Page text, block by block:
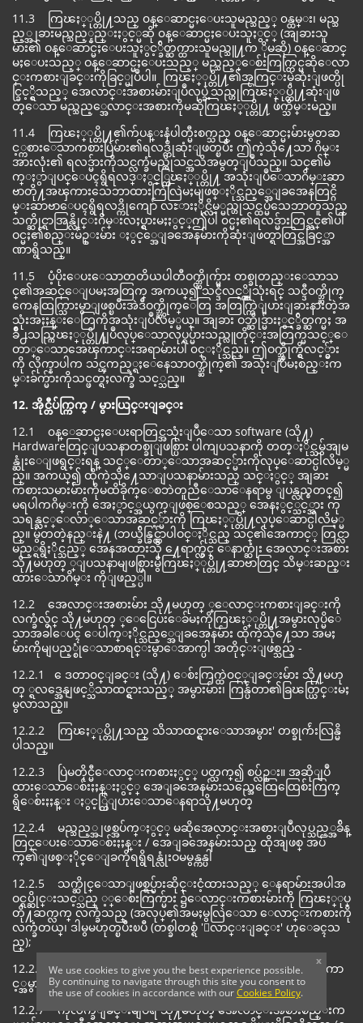
11.3 ကြၽႏ္ုပ္တို႔သည္ ၀န္ေဆာင္မႈေပးသူမည္သည့္ ၀န္ထမ္း၊ မည္သ
ည့္အျခားမည္သည့္နည္းႏွင့္မဆို ၀န္ေဆာင္မႈေပးသူႏွင့္ (အျခားသူ
မ်ား၏ ဝန္ေဆာင္မႈေပးသူႏွင့္ခ်ိတ္ဆက္ထားသူမည္သူ႔က ိုမဆို) ၀န္ေဆာင္
မႈေပးသည့္ ဝန္ေဆာင္မႈေပးသည့္ မည္သည့္ေစ်းကြက္တြင္မဆိုေလာ
င္းကစားျခင္းကိုခြင့္မျပဳပါ။ ကြၽႏ္ုပ္တို႔၏အႂကြင္းမဲ့ဆုံးျဖတ္ပို
င္ခြင့္ရွိသည့္ အေလာင္းအစားမ်ားျပဳလုပ္ခဲ့သည္ဟုကြၽႏ္ုပ္တို႔ဆုံးျဖ
တ္ေသာ မည္သည့္အေလာင္းအစားကိုမဆိုကြၽႏ္ုပ္တို႔ ဖ်က္သိမ္းမည္။
11.4 ကြၽႏ္ုပ္တို႔၏က်ပန္းနံပါတ္မီးစက္သည္ ဝန္ေဆာင္မႈမ်ားမွတဆ
င့္ကစားေသာကစားပြဲမ်ား၏ရလဒ္ကိုဆုံးျဖတ္ၿပီး ဤကဲ့သို႔ေသာ ဂိမ္း
အားလုံး၏ ရလဒ္မ်ားကိုသင္လက္ခံမည္ကိုသင္အသိအမွတ္ျပဳသည္။ သင္၏မ်
က္ႏွာျပင္ေပၚရွိရလဒ္ႏွင့္ကြၽႏ္ုပ္တို႔ အသုံးျပဳေသာဂိမ္းဆာ
ဗာတို႔အၾကားသေဘာထားကြဲလြဲမႈမျဖစ္ႏိုင္သည့္အေျခအေနတြင္ဂိ
မ္းဆာဗာေပၚရွိရလဒ္ကိုကျော် လႊားႏိုင္လိမ့္မည္ဟုသင္ထပ္မံသေဘာတူသည္
သက္ဆိုင္ရာအြန္လိုင္းဂိမ္းလႈပ္ရွားမႈႏွင့္ဤပါ ၀င္မႈ၏ရလဒ္မ်ားတြင္သင္၏ပါ
ဝင္မႈ၏စည္းမ်ဥ္းမ်ား ႏွင့္အေျခအေနမ်ားကိုဆုံးျဖတ္ရာတြင္အခြင့္အာ
ဏာရွိသည္။
11.5 ပံ့ပိုးေပးေသာတတိယပါတီဝက္ဘ္ဆိုက္မ်ား တစ္ခုတည္းေသာသ
င္၏အဆင္ေျပမႈအတြက္ အကယ္၍ သင္ဒီလင့္ခ္ကိုသုံးရင္ သင္ဒီဝက္ဘ္ဆိုက္
ကေနထြက္သြားမွာျဖစ္ၿပီးအဲဒီဝက္ဘ္ဆိုက္ေတြ အတြက္ကြဲျပားျခားနားတဲ့အ
သုံးအႏႈန္းေတြကိုအသုံးျပဳလိမ့္မယ္။ အျခား ဝဘ္ဆိုဒ္မ်ားႏွင့္ခ်ိတ္ဆက္မႈ အ
ခ်ိဳ႕သည္ကြၽႏ္ုပ္တို႔ျပဳလုပ္ေသာလုပ္ရပ္မ်ားသည္လူတိုင္းအတြက္မသင့္ေ
တာ္ေသာအေၾကာင္းအရာမ်ားပါ ၀င္ႏိုင္သည္။ ဤဝက္ဘ္ဆိုက္ရွိလင့္ခ္မ်ား
ကို လိုက္နာပါက သင္ၾကည့္ရႈေနေသာဝက္ဘ္ဆိုက္၏ အသုံးျပဳမႈစည္းက
မ္းခ်က္မ်ားကိုသင္ဖတ္ရႈလက္ခံ သင့္သည္။
12. အိုင္တီပ်က္ကြက္ / မွားယြင္းျခင္း
12.1 ၀န္ေဆာင္မႈေပးရာတြင္အသုံးျပဳေသာ software (သို႔)
Hardwareတြင္ျပသနာတစ္ခုျဖစ္ပြား ပါကျပသနာကို တတ္ႏိုင္သမွ်အျမ
န္ဆုံးေျဖရွင္းရန္ သင့္ေတာ္ေသာအဆင့္မ်ားကိုလုပ္ေဆာင္ပါလိမ့္မ
ည္။ အကယ္၍ ထိုကဲ့သို႔ေသာျပသနာမ်ားသည္ သင္ႏွင့္ အျခား
ကစားသမားမ်ားကိုမထိခိုက္ေစဘဲတူညီေသာေနရာမွ ျပန္လည္စတင္၍
မရပါကဂိမ္းကို အေႏွာင့္အယွက္ျဖစ္ေစသည့္ အေနႏွင့္သင့္အား ကု
သရန္သင့္ေလ်ာ္ေသာအဆင့္မ်ားကို ကြၽႏ္ုပ္တို႔လုပ္ေဆာင္ပါလိမ့္မ
ည္။ မွ်တတဲ့နည္းနဲ႔ (ဘယ္ခ်ိန္ခြင္လွ်ာပါဝင္ႏိုင္သည္ သင္၏အေကာင့္ တြင္လာ
မည့္ရရွိႏိုင္သည့္ အေနအထားသို ႔ေရာက္လွ်င္ ေနာက္ဆုံး အေလာင္းအစား
သို႔မဟုတ္ ္ျပသနာမျဖစ္ပြားမွီကြၽႏ္ုပ္တို႔ဆာဗာတြင္ သိမ္းဆည္း
ထားေသာဂိမ္း ကိုျဖည့္ပါ။
12.2 အေလာင္းအစားမ်ား သို႔မဟုတ္ ္ေလာင္းကစားျခင္းကို
လက္ခံလွ်င္ သို႔မဟုတ္ ္ေငြေပးေခ်မႈကိုကြၽႏ္ုပ္တို႔အမွားလုပ္မိေ
သာအခါေပၚ ေပါက္ႏိုင္သည့္အေျခအေနမ်ား ထိုကဲ့သို႔ေသာ အမႈ
မ်ားကိုမျပည့္စုံေသာစာရင္းမွာေအာက္ပါ အတိုင္းျဖစ္သည္ -
12.2.1 ေဒတာ၀င္ျခင္း (သို႔) ေစ်းကြက္ထဲ၀င္္ျခင္းမ်ား သို႔မဟု
တ္ ္ရလဒ္အေနျဖင့္သိသာထင္ရွားသည့္ အမွားမ်ား၊ ကြန္ပ်ဴတာ၏ခြၽတ္ယြင္းမႈ
မွလာသည္။
12.2.2 ကြၽႏ္ုပ္တို႔သည္ သိသာထင္ရွားေသာအမွား' တစ္ခုက်ဴးလြန္မိ
ပါသည္။
12.2.3 ပြဲမတိုင္မီေလာင္းကစားႏွင့္ ပတ္သက္၍ စပ္လ်ဥ္း။ အဆိုျပဳ
ထားေသာေစ်းႏႈန္းႏွင့္ အေျခအေနမ်ားသည္အေထြေထြေစ်းကြက္
ရွိေစ်းႏႈန္း ႏွင့္ကြဲျပားေသာေနရာသို႔မဟုတ္
12.2.4 မည္သည့္အျဖစ္အပ်က္ႏွင့္ မဆိုအေလာင္းအစားျပဳလုပ္သည့္အခ်ိန္
တြင္ေပးေသာေစ်းႏႈန္း / အေျခအေနမ်ားသည္ ထိုအျဖစ္ အပ်
က္၏ျဖစ္ႏိုင္ေျခကိုရရွိရန္လုံးဝမမွန္ကန္ပါ
12.2.5 သက္ဆိုင္ေသာျဖစ္ရပ္မ်ားဆိုင္းငံ့ထားသည့္ ေနရာမ်ားအပါအ
ဝင္ရပ္ဆိုင္းသင့္သည္ ့္ေစ်းကြက္မ်ား ၌ေလာင္းကစားမ်ားကို ကြၽႏ္ုပ္
တို႔ဆက္လက္ လက္ခံသည္ (အလုပ္၏အမႈမွလြဲေသာ ေလာင္းကစားကို
လက္ခံတယ္၊ ဒါမွမဟုတ္ၿပီးၿပီ (တစ္ခါတစ္ရံ 'ေလာင္းျခင္း' ဟုေခၚသ
ည္);
12.2.6 အပိုဒ္ 9.1 အရတားျမစ္ထားေသာ လုပ္ေဆာင္မႈမ်ား ေၾကာ
င့္အမွားအယြင္းမ်ား
12.2.7 ကိုလက္ခံျခင္းမျပဳရ သို႔မဟုတ္ အေလာင္းအစားစည္းက
We use cookies to give you the best experience possible.
By continuing to navigate through this site you consent to
the use of cookies in accordance with ourCookies Policy.
x